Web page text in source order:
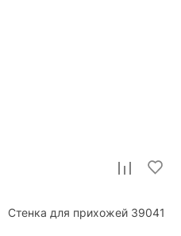
Стенка для прихожей 39041